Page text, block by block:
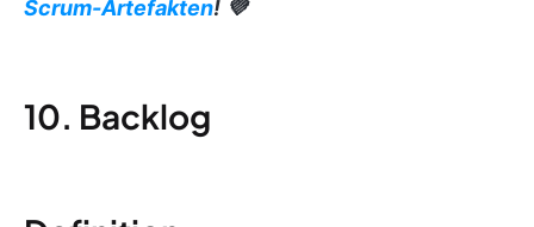
Scrum-Artefakten! 💜
10. Backlog